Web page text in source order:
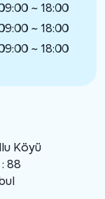
~ 18:00
~ 18:00
~ 18:00
Köyü
88